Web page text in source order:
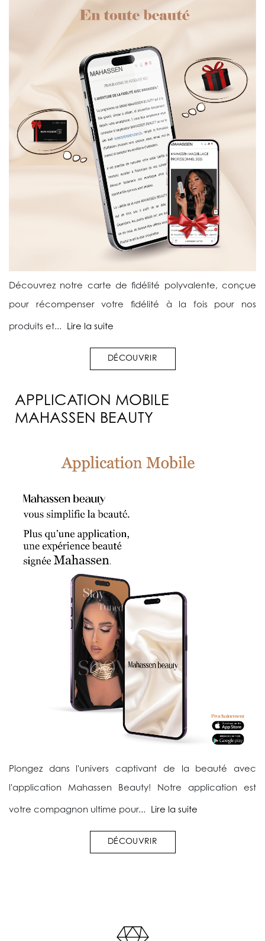
Découvrez notre carte de fidélité polyvalente, conçue
pour récompenser votre fidélité à la fois pour nos
produits et... Lire la suite
DÉCOUVRIR
APPLICATION MOBILE
MAHASSEN BEAUTY
Plongez dans l'univers captivant de la beauté avec
l'application Mahassen Beauty! Notre application est
votre compagnon ultime pour... Lire la suite
DÉCOUVRIR